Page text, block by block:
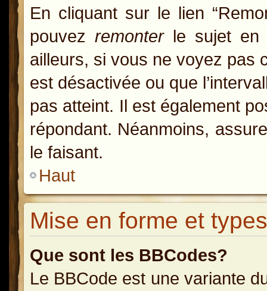
En cliquant sur le lien
pouvez remonterle sujet en
ailleurs, si vous ne voyez pas
est désactivée ou que
pas atteint. Il est également
répondant. Néanmoins,
le faisant.
Haut
Mise en forme et
Que sont les BBCodes?
Le BBCode est une variante